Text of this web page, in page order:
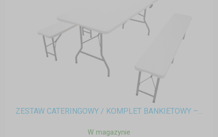
ZESTAW CATERINGOWY / KOMPLET BANKIETOWY –...
W magazynie